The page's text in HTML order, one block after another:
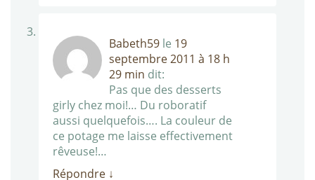
Babeth59 le 19
septembre 2011 à 18 h
29 min dit:
Pas que des desserts
girly chez moi!… Du roboratif
aussi quelquefois…. La couleur de
ce potage me laisse effectivement
rêveuse!…
Répondre ↓